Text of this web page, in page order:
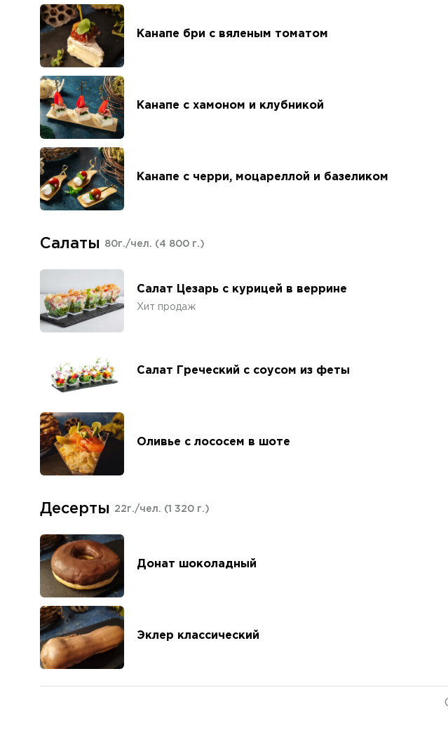
Канапе бри с вяленым томатом
Канапе с хамоном и клубникой
Канапе с черри, моцареллой и базеликом
Салаты 80г./чел. (4 800 г.)
Салат Цезарь с курицей в веррине
Хит продаж
Салат Греческий с соусом из феты
Оливье с лососем в шоте
Десерты 22г./чел. (1 320 г.)
Донат шоколадный
Эклер классический